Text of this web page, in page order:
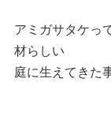
アミガサタケっ
材らしい
庭に生えてきた